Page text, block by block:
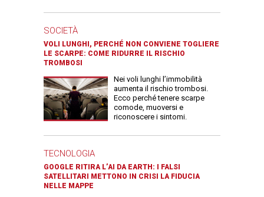
SOCIETÀ
VOLI LUNGHI, PERCHÉ NON CONVIENE TOGLIERE
LE SCARPE: COME RIDURRE IL RISCHIO
TROMBOSI
Nei voli lunghi l’immobilità
aumenta il rischio trombosi.
Ecco perché tenere scarpe
comode, muoversi e
riconoscere i sintomi.
TECNOLOGIA
GOOGLE RITIRA L’AI DA EARTH: I FALSI
SATELLITARI METTONO IN CRISI LA FIDUCIA
NELLE MAPPE